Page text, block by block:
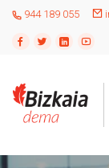
944 189 055